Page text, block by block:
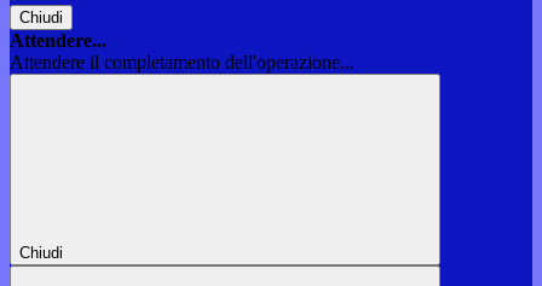
Chiudi
Attendere...
Attendere il completamento dell'operazione...
Chiudi